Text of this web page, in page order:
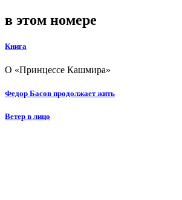
в этом номере
Книга
О «Принцессе Кашмира»
Федор Басов продолжает жить
Ветер в лицо